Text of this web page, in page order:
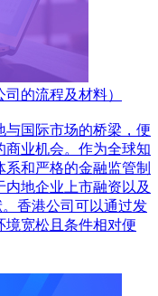
的流程及材料）
国际市场的桥梁，便
业机会。作为全球知
和严格的金融监管制
地企业上市融资以及
香港公司可以通过发
境宽松且条件相对便